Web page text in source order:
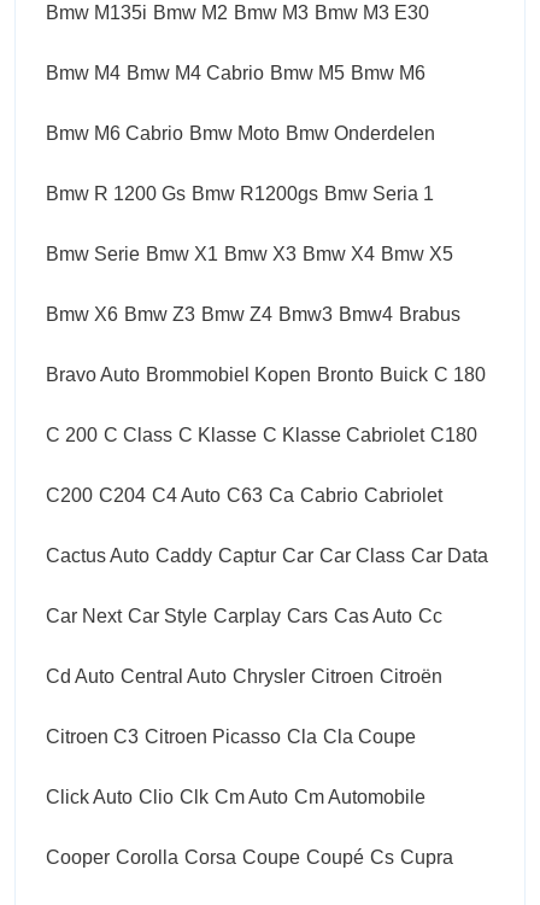
Bmw M135i Bmw M2 Bmw M3 Bmw M3 E30
Bmw M4 Bmw M4 Cabrio Bmw M5 Bmw M6
Bmw M6 Cabrio Bmw Moto Bmw Onderdelen
Bmw R 1200 Gs Bmw R1200gs Bmw Seria 1
Bmw Serie Bmw X1 Bmw X3 Bmw X4 Bmw X5
Bmw X6 Bmw Z3 Bmw Z4 Bmw3 Bmw4 Brabus
Bravo Auto Brommobiel Kopen Bronto Buick C 180
C 200 C Class C Klasse C Klasse Cabriolet C180
C200 C204 C4 Auto C63 Ca Cabrio Cabriolet
Cactus Auto Caddy Captur Car Car Class Car Data
Car Next Car Style Carplay Cars Cas Auto Cc
Cd Auto Central Auto Chrysler Citroen Citroën
Citroen C3 Citroen Picasso Cla Cla Coupe
Click Auto Clio Clk Cm Auto Cm Automobile
Cooper Corolla Corsa Coupe Coupé Cs Cupra